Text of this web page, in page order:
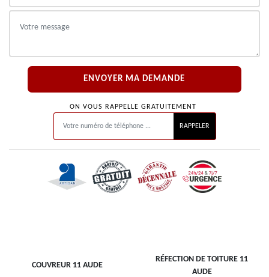
ON VOUS RAPPELLE GRATUITEMENT
COUVREUR 11 AUDE
RÉFECTION DE TOITURE 11
AUDE